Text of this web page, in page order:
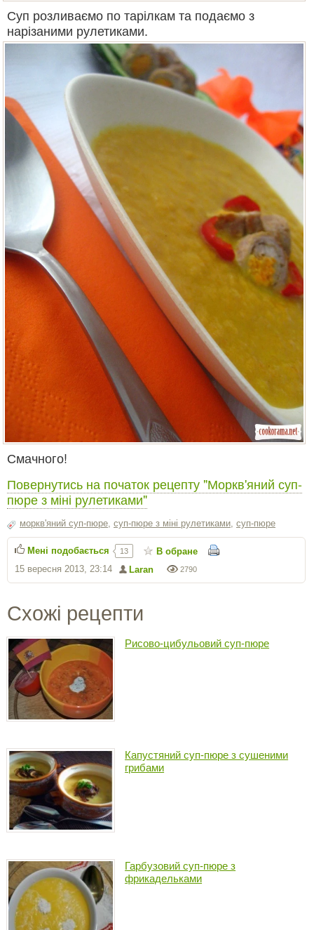
Суп розливаємо по тарілкам та подаємо з
нарізаними рулетиками.
Смачного!
Повернутись на початок рецепту "Моркв'яний суп-
пюре з міні рулетиками"
моркв'яний суп-пюре, суп-пюре з міні рулетиками, суп-пюре
2790
Laran
15 вересня 2013, 23:14
Мені подобається 13 В обране
Схожі рецепти
Рисово-цибульовий суп-пюре
Капустяний суп-пюре з сушеними
грибами
Гарбузовий суп-пюре з
фрикадельками